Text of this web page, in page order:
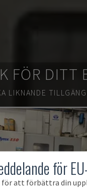
FÖR DITT
LIKNANDE
för
för att förbättra din